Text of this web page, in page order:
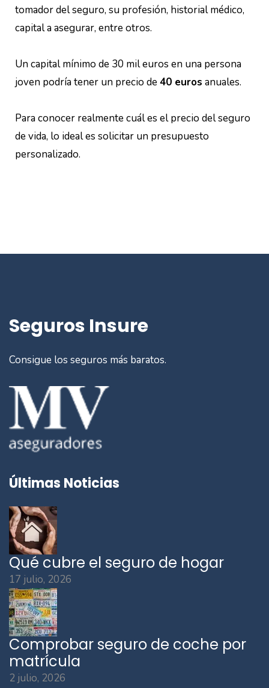
tomador del seguro, su profesión, historial médico,
capital a asegurar, entre otros.
Un capital mínimo de 30 mil euros en una persona
joven podría tener un precio de40 euros anuales.
Para conocer realmente cuál es el precio del seguro
de vida, lo ideal es solicitar un presupuesto
personalizado.
Seguros Insure
Consigue los seguros más baratos.
Últimas Noticias
Qué cubre el seguro de hogar
17 julio, 2026
Comprobar seguro de coche por
matrícula
2 julio, 2026